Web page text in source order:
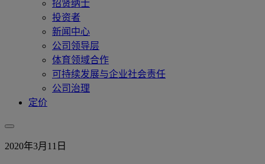
招贤纳士
投资者
新闻中心
公司领导层
体育领域合作
可持续发展与企业社会责任
公司治理
定价
2020年3月11日